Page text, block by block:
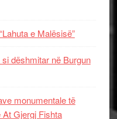
e Malësisë”
dëshmitar në Burgun
monumentale të
Gjergj Fishta